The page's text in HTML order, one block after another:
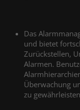
Das
und bietet
Zurückstellen,
Alarmen.
Überwachung
zu